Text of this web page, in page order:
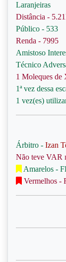
Laranjeiras
Distância -
Público - 533
Renda - 7995
Amistoso
Técnico
1 Moleques de
1ª vez dessa
1 vez(es)
Árbitro - Izan
Não teve VAR
Amarelos -
Vermelhos -